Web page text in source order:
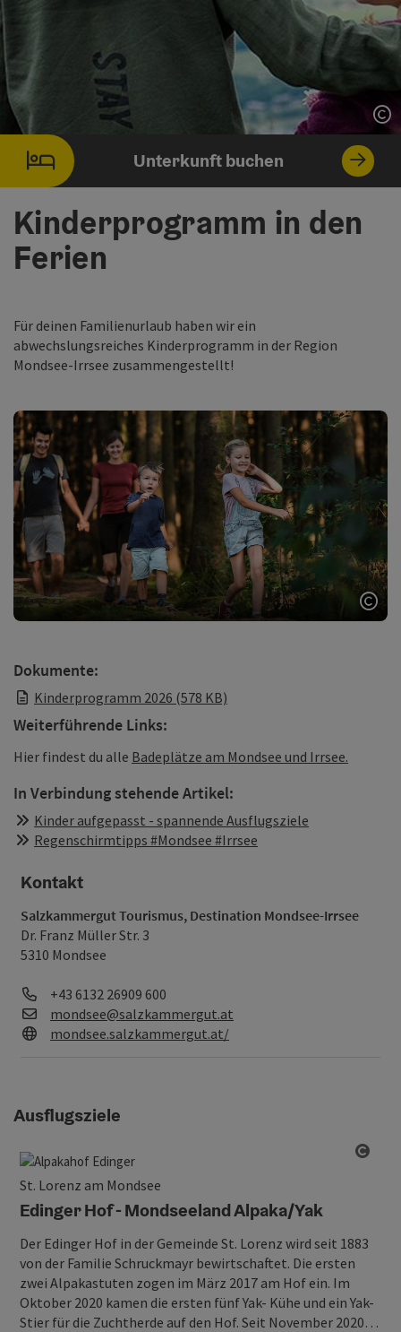
Unterkunft buchen
Kinderprogramm in den
Ferien
Für deinen Familienurlaub haben wir ein
abwechslungsreiches Kinderprogramm in der Region
Mondsee-Irrsee zusammengestellt!
Dokumente:
Kinderprogramm 2026 (578 KB)
Weiterführende Links:
Hier findest du alle Badeplätze am Mondsee und Irrsee.
In Verbindung stehende Artikel:
Kinder aufgepasst - spannende Ausflugsziele
Regenschirmtipps #Mondsee #Irrsee
Kontakt
Salzkammergut Tourismus, Destination Mondsee-Irrsee
Dr. Franz Müller Str. 3
5310 Mondsee
Telefon
+43 6132 26909 600
E-Mail
mondsee@salzkammergut.at
Web
mondsee.salzkammergut.at/
Ausflugsziele
St. Lorenz am Mondsee
Edinger Hof - Mondseeland Alpaka/Yak
Der Edinger Hof in der Gemeinde St. Lorenz wird seit 1883
von der Familie Schruckmayr bewirtschaftet. Die ersten
zwei Alpakastuten zogen im März 2017 am Hof ein. Im
Oktober 2020 kamen die ersten fünf Yak- Kühe und ein Yak-
Stier für die Zuchtherde auf den Hof. Seit November 2020…